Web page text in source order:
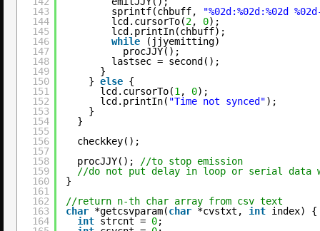
143
144
145
146
147
148
149
150
151
152
153
154
155
156
157
158
159
160
161
162
163
164
sprintf(chbuff,
"%02d:%02d:%02d
lcd.cursorTo(2, 0);
lcd.printIn(chbuff);
while
(jjyemitting)
procJJY();
lastsec = second();
}
} else {
lcd.cursorTo(1 , 0);
lcd.printIn( "Time not synced");
}
}
checkkey();
procJJY();
//to stop emission
//do not put delay in loop or serial
}
//return n-th char array from csv text
char *getcsvparam(char *cvstxt, int index) {
int strcnt = 0;